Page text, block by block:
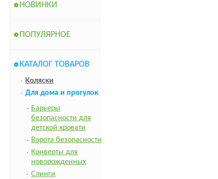
НОВИНКИ
ПОПУЛЯРНОЕ
КАТАЛОГ ТОВАРОВ
Коляски
Для дома и прогулок
Барьеры
безопасности для
детской кровати
Ворота безопасности
Конверты для
новорожденных
Слинги